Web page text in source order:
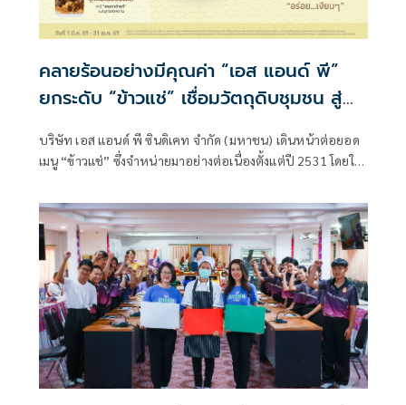
คลายร้อนอย่างมีคุณค่า “เอส แอนด์ พี”
ยกระดับ “ข้าวแช่” เชื่อมวัตถุดิบชุมชน สู่
บริษัท เอส แอนด์ พี ซินดิเคท จำกัด (มหาชน) เดินหน้าต่อยอด
เมนู “ข้าวแช่” ซึ่งจำหน่ายมาอย่างต่อเนื่องตั้งแต่ปี 2531 โดยใน